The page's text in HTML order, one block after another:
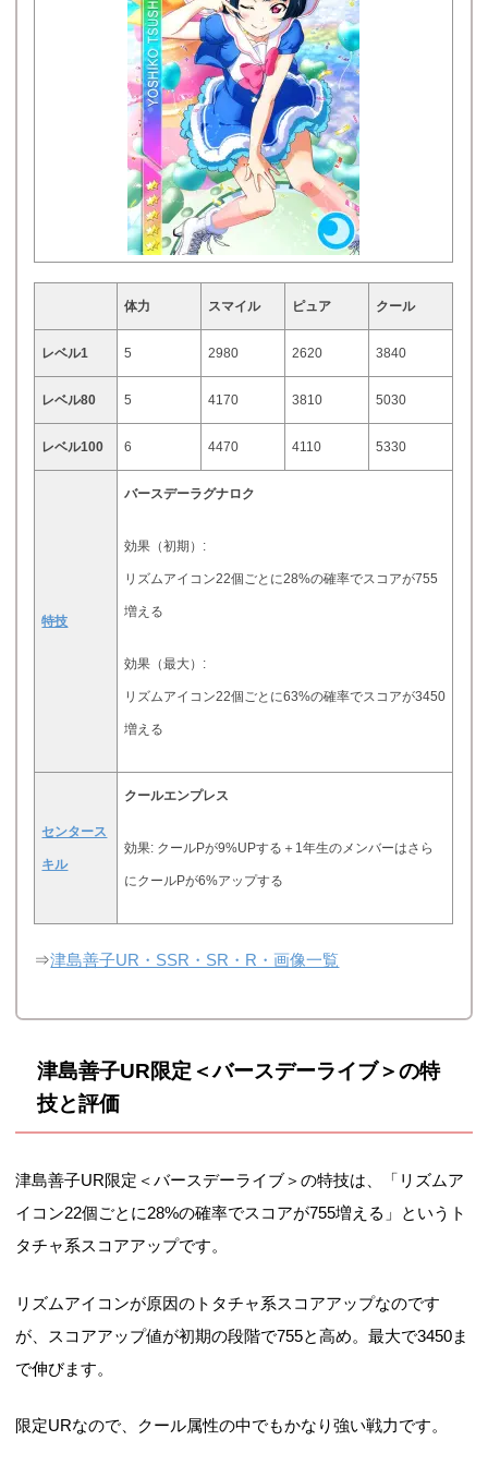
体力 スマイル ピュア クール
レベル1 5 2980 2620 3840
レベル80 5 4170 3810 5030
レベル100 6 4470 4110 5330
特技
バースデーラグナロク
効果（初期）:
リズムアイコン22個ごとに28%の確率でスコアが755
増える
効果（最大）:
リズムアイコン22個ごとに63%の確率でスコアが3450
増える
センタース
キル
クールエンプレス
効果: クールPが9%UPする＋1年生のメンバーはさら
にクールPが6%アップする
⇒津島善子UR・SSR・SR・R・画像一覧
津島善子UR限定＜バースデーライブ＞の特
技と評価
津島善子UR限定＜バースデーライブ＞の特技は、「リズムア
イコン22個ごとに28%の確率でスコアが755増える」というト
タチャ系スコアアップです。
リズムアイコンが原因のトタチャ系スコアアップなのです
が、スコアアップ値が初期の段階で755と高め。最大で3450ま
で伸びます。
限定URなので、クール属性の中でもかなり強い戦力です。